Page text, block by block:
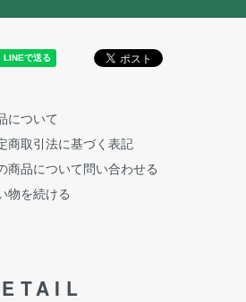
について
商取引法に基づく表記
商品について問い合わせる
物を続ける